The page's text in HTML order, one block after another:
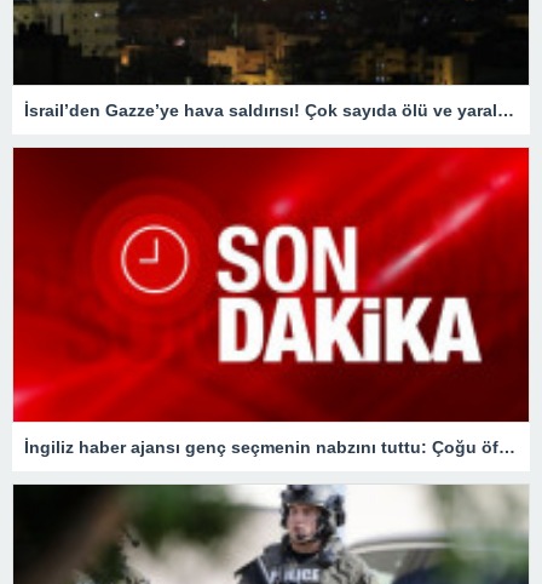
İsrail’den Gazze’ye hava saldırısı! Çok sayıda ölü ve yaralı var
İngiliz haber ajansı genç seçmenin nabzını tuttu: Çoğu öfkesini dindirmek için sandığa gidiyor